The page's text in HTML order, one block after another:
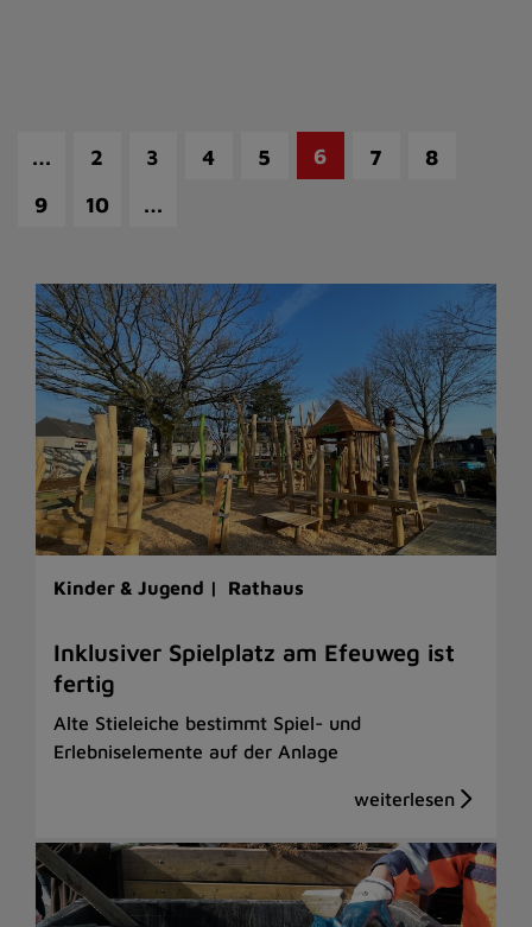
… 2 3 4 5 6 7
8
9
10 …
Kinder & Jugend | Rathaus
Inklusiver Spielplatz am Efeuweg ist
fertig
Alte Stieleiche bestimmt Spiel- und
Erlebniselemente auf der Anlage